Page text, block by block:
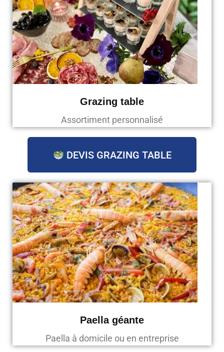
Grazing table
Assortiment personnalisé
DEVIS GRAZING TABLE
Paella géante
Paella à domicile ou en entreprise